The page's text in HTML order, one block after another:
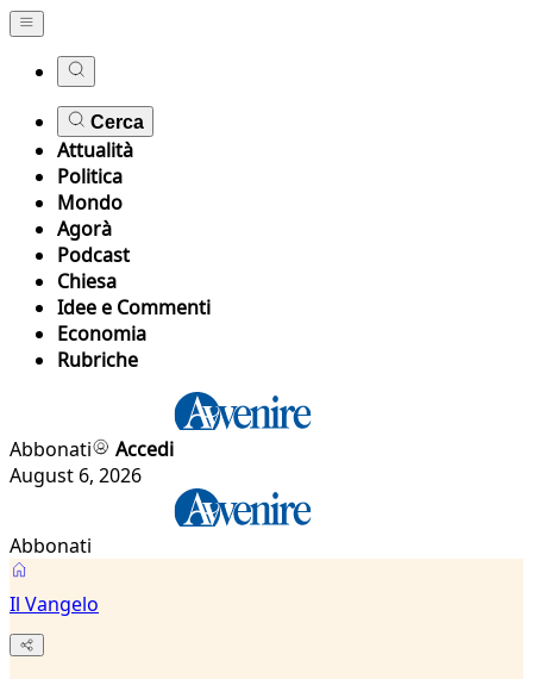
Cerca
Attualità
Politica
Mondo
Agorà
Podcast
Chiesa
Idee e Commenti
Economia
Rubriche
Abbonati
Accedi
August 6, 2026
Abbonati
Il Vangelo